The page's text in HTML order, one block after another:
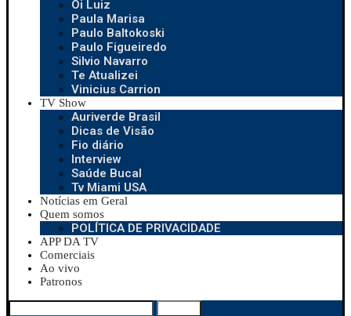
Oi Luiz
Paula Marisa
Paulo Baltokoski
Paulo Figueiredo
Silvio Navarro
Te Atualizei
Vinicius Carrion
TV Show
Auriverde Brasil
Dicas de Visão
Fio diário
Interview
Saúde Bucal
Tv Miami USA
Notícias em Geral
Quem somos
POLÍTICA DE PRIVACIDADE
APP DA TV
Comerciais
Ao vivo
Patronos